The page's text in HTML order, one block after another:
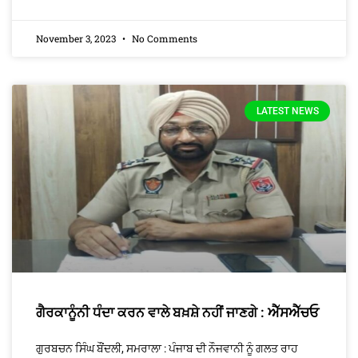
November 3, 2023 No Comments
LATEST NEWS
ਗੈਰਕਾਨੂੰਨੀ ਧੰਦਾ ਕਰਨ ਵਾਲੇ ਬਖ਼ਸ਼ੇ ਨਹੀਂ ਜਾਣਗੇ : ਐੱਸਐੱਚਓ
ਗੁਰਬਚਨ ਸਿੰਘ ਬੌਂਦਲੀ, ਸਮਰਾਲਾ : ਪੰਜਾਬ ਦੀ ਨੌਜਵਾਨੀ ਨੂੰ ਗਲਤ ਰਾਹ